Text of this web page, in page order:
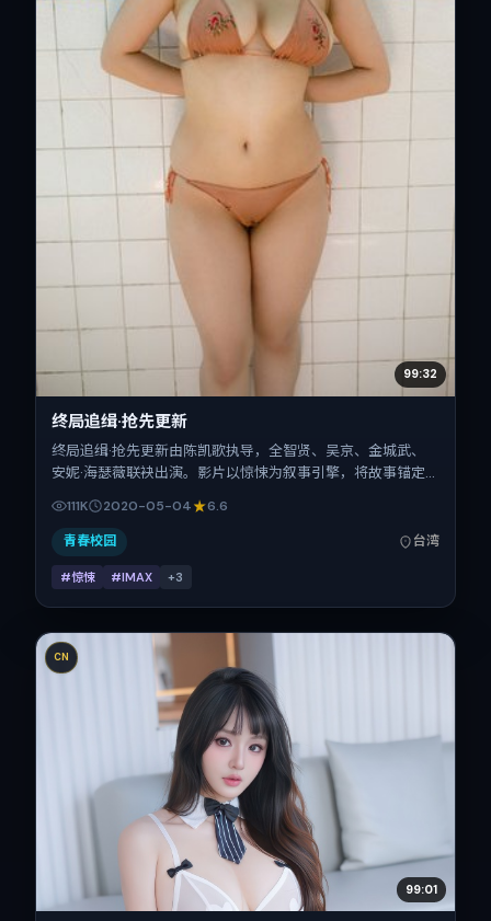
99:32
终局追缉·抢先更新
终局追缉·抢先更新由陈凯歌执导，全智贤、吴京、金城武、
安妮·海瑟薇联袂出演。影片以惊悚为叙事引擎，将故事锚定
2020年5月4日于中国台湾首映（春季档），片长109分钟，
适合喜欢强情节与细腻表演的观众。
111K 2020-05-04 6.6
青春校园 台湾
#惊悚 #IMAX +3
CN
99:01